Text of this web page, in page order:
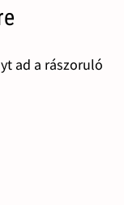
ad a rászoruló